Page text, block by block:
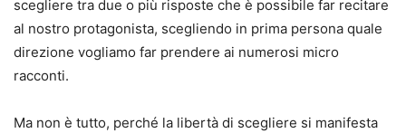
scegliere tra due o più risposte che è possibile far recitare
al nostro protagonista, scegliendo in prima persona quale
direzione vogliamo far prendere ai numerosi micro
racconti.
Ma non è tutto, perché la libertà di scegliere si manifesta